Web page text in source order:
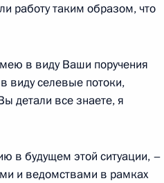
4
работу таким образом, что
в виду Ваши поручения
виду селевые потоки,
детали все знаете, я
в будущем этой ситуации, –
и ведомствами в рамках